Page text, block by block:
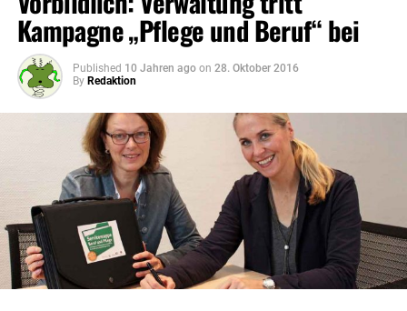
Kampagne „Pflege und Beruf“ bei
Published 10 Jahren ago on 28. Oktober 2016
By Redaktion